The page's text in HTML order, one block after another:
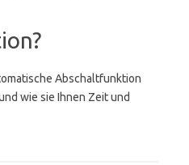
Abschaltfunktion
wie sie Ihnen Zeit und